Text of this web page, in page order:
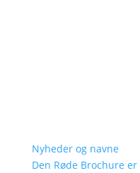
Nyheder og navne
Den Røde Brochure